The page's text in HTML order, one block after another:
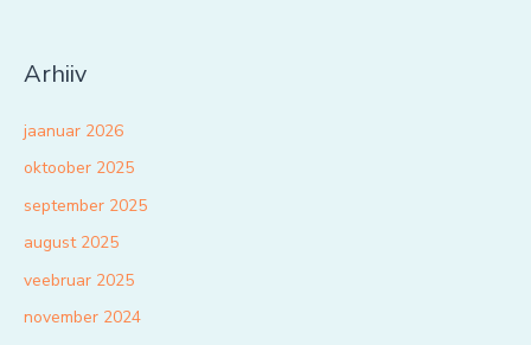
Arhiiv
jaanuar 2026
oktoober 2025
september 2025
august 2025
veebruar 2025
november 2024